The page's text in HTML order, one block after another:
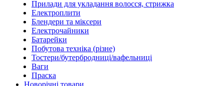
Прилади для укладання волосся, стрижка
Електроплити
Блендери та міксери
Електрочайники
Батарейки
Побутова техніка (різне)
Тостери/бутербродниці/вафельниці
Ваги
Праска
Новорічні товари